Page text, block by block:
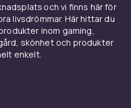
och vi finns här för
livsdrömmar. Här hittar du
inom gaming,
skönhet och produkter
enkelt.